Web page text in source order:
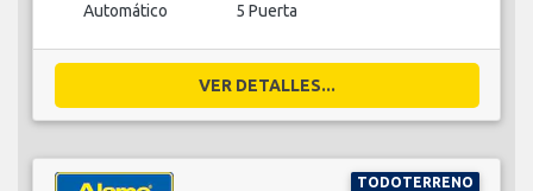
Automático 5 Puerta
VER DETALLES...
TODOTERRENO